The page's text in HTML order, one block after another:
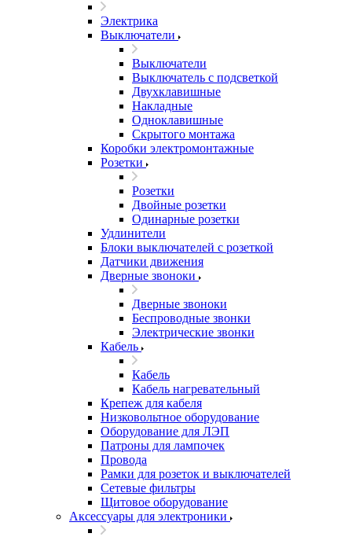
Электрика
Выключатели
Выключатели
Выключатель с подсветкой
Двухклавишные
Накладные
Одноклавишные
Скрытого монтажа
Коробки электромонтажные
Розетки
Розетки
Двойные розетки
Одинарные розетки
Удлинители
Блоки выключателей с розеткой
Датчики движения
Дверные звоноки
Дверные звоноки
Беспроводные звонки
Электрические звонки
Кабель
Кабель
Кабель нагревательный
Крепеж для кабеля
Низковольтное оборудование
Оборудование для ЛЭП
Патроны для лампочек
Провода
Рамки для розеток и выключателей
Сетевые фильтры
Щитовое оборудование
Аксессуары для электроники